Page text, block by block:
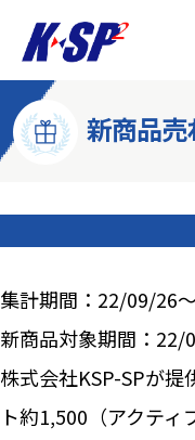
新商品
集計期間：22/09/26
新商品対象期間：
株式会社KSP-SPが
ト約1,500（アクテ